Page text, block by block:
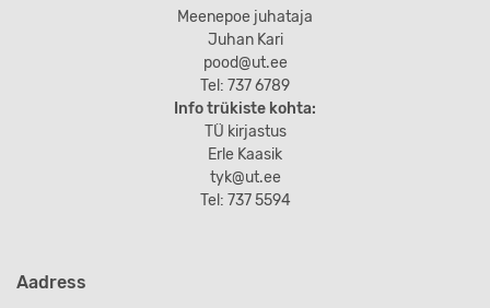
Meenepoe juhataja
Juhan Kari
pood@ut.ee
Tel: 737 6789
Info trükiste kohta:
TÜ kirjastus
Erle Kaasik
tyk@ut.ee
Tel: 737 5594
Aadress